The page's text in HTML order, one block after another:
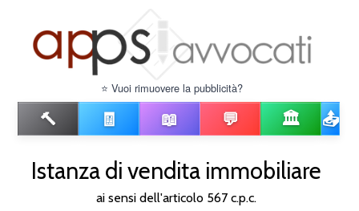
⭐ Vuoi rimuovere la pubblicità?
🔨 🧾 📖 💬 🏛️ 📤
Istanza di vendita immobiliare
ai sensi dell'articolo 567 c.p.c.